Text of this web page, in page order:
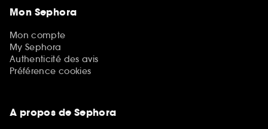
Mon Sephora
Mon compte
My Sephora
Authenticité des avis
Préférence cookies
A propos de Sephora